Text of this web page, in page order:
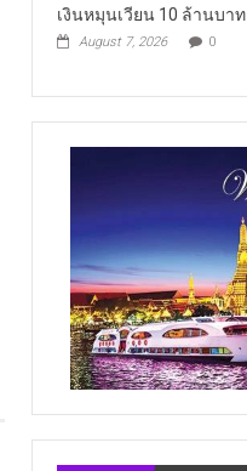
เงินหมุนเวียน 10 ล้านบาท
August 7, 2026 0